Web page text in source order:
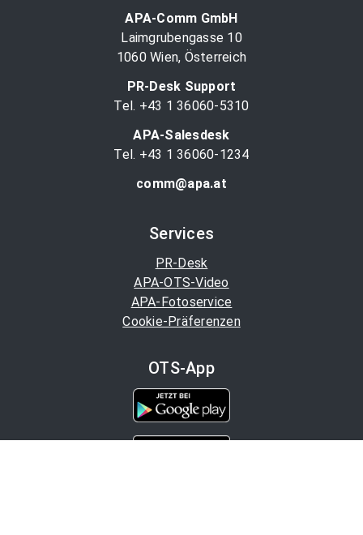
APA-Comm GmbH
Laimgrubengasse 10
1060 Wien, Österreich
PR-Desk Support
Tel. +43 1 36060-5310
APA-Salesdesk
Tel. +43 1 36060-1234
comm@apa.at
Services
PR-Desk
APA-OTS-Video
APA-Fotoservice
Cookie-Präferenzen
OTS-App